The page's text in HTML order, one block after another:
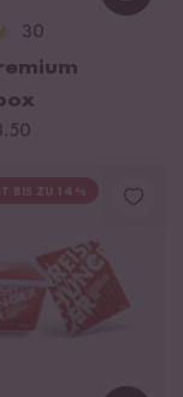
30
BIS ZU 14 %